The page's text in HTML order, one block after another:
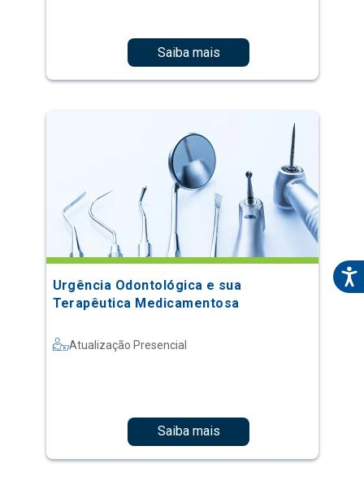
Saiba mais
Urgência Odontológica e sua
Terapêutica Medicamentosa
Atualização Presencial
Saiba mais